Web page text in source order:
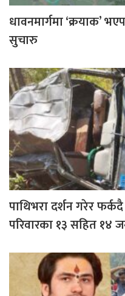
धावनमार्गमा ‘क्रयाक’
सुचारु
पाथिभरा दर्शन गरेर
परिवारका १३ सहित १४